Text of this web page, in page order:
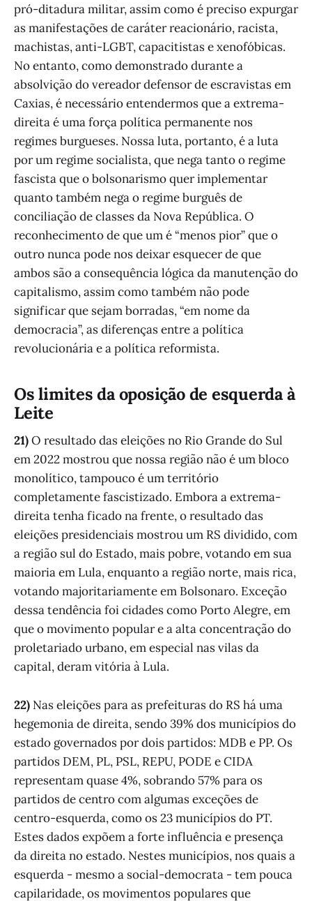
pró-ditadura militar, assim como é preciso expurgar
as manifestações de caráter reacionário, racista,
machistas, anti-LGBT, capacitistas e xenofóbicas.
No entanto, como demonstrado durante a
absolvição do vereador defensor de escravistas em
Caxias, é necessário entendermos que a extrema-
direita é uma força política permanente nos
regimes burgueses. Nossa luta, portanto, é a luta
por um regime socialista, que nega tanto o regime
fascista que o bolsonarismo quer implementar
quanto também nega o regime burguês de
conciliação de classes da Nova República. O
reconhecimento de que um é “menos pior” que o
outro nunca pode nos deixar esquecer de que
ambos são a consequência lógica da manutenção do
capitalismo, assim como também não pode
significar que sejam borradas, “em nome da
democracia”, as diferenças entre a política
revolucionária e a política reformista.
Os limites da oposição de esquerda à
Leite
21)O resultado das eleições no Rio Grande do Sul
em 2022 mostrou que nossa região não é um bloco
monolítico, tampouco é um território
completamente fascistizado. Embora a extrema-
direita tenha ficado na frente, o resultado das
eleições presidenciais mostrou um RS dividido, com
a região sul do Estado, mais pobre, votando em sua
maioria em Lula, enquanto a região norte, mais rica,
votando majoritariamente em Bolsonaro. Exceção
dessa tendência foi cidades como Porto Alegre, em
que o movimento popular e a alta concentração do
proletariado urbano, em especial nas vilas da
capital, deram vitória à Lula.
22) Nas eleições para as prefeituras do RS há uma
hegemonia de direita, sendo 39% dos municípios do
estado governados por dois partidos: MDB e PP. Os
partidos DEM, PL, PSL, REPU, PODE e CIDA
representam quase 4%, sobrando 57% para os
partidos de centro com algumas exceções de
centro-esquerda, como os 23 municípios do PT.
Estes dados expõem a forte influência e presença
da direita no estado. Nestes municípios, nos quais a
esquerda - mesmo a social-democrata - tem pouca
capilaridade, os movimentos populares que